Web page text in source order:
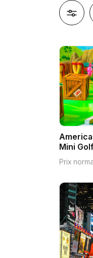
Mini
Prix